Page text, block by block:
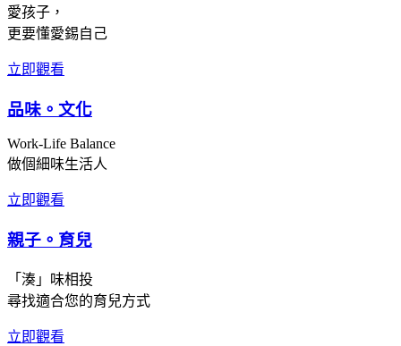
愛孩子，
更要懂愛錫自己
立即觀看
品味。文化
Work-Life Balance
做個細味生活人
立即觀看
親子。育兒
「湊」味相投
尋找適合您的育兒方式
立即觀看